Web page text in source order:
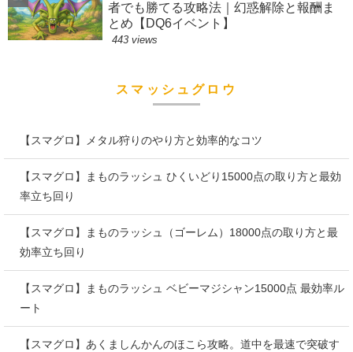
者でも勝てる攻略法｜幻惑解除と報酬ま
とめ【DQ6イベント】
443 views
スマッシュグロウ
【スマグロ】メタル狩りのやり方と効率的なコツ
【スマグロ】まものラッシュ ひくいどり15000点の取り方と最効
率立ち回り
【スマグロ】まものラッシュ（ゴーレム）18000点の取り方と最
効率立ち回り
【スマグロ】まものラッシュ ベビーマジシャン15000点 最効率ル
ート
【スマグロ】あくましんかんのほこら攻略。道中を最速で突破す